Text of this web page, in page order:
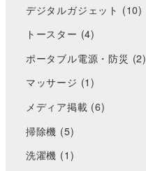
デジタルガジェット (10)
トースター (4)
ポータブル電源・防災 (2)
マッサージ (1)
メディア掲載 (6)
掃除機 (5)
洗濯機 (1)